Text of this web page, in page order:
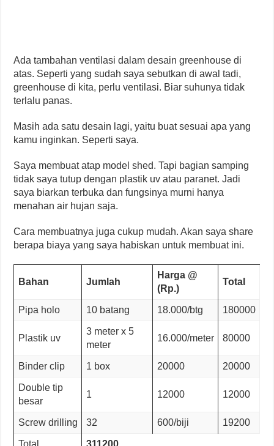
Ada tambahan ventilasi dalam desain greenhouse di
atas. Seperti yang sudah saya sebutkan di awal tadi,
greenhouse di kita, perlu ventilasi. Biar suhunya tidak
terlalu panas.
Masih ada satu desain lagi, yaitu buat sesuai apa yang
kamu inginkan. Seperti saya.
Saya membuat atap model shed. Tapi bagian samping
tidak saya tutup dengan plastik uv atau paranet. Jadi
saya biarkan terbuka dan fungsinya murni hanya
menahan air hujan saja.
Cara membuatnya juga cukup mudah. Akan saya share
berapa biaya yang saya habiskan untuk membuat ini.
Bahan Jumlah
Harga @
(Rp.)
Total
Pipa holo 10 batang 18.000/btg 180000
Plastik uv
3 meter x 5
meter
16.000/meter 80000
Binder clip 1 box 20000 20000
Double tip
besar
1 12000 12000
Screw drilling 32 600/biji 19200
Total 311200